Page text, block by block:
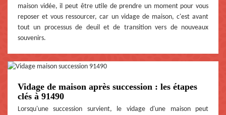
maison vidée, il peut être utile de prendre un moment pour vous
reposer et vous ressourcer, car un vidage de maison, c'est avant
tout un processus de deuil et de transition vers de nouveaux
souvenirs.
Vidage de maison après succession : les étapes
clés à 91490
Lorsqu'une succession survient, le vidage d'une maison peut